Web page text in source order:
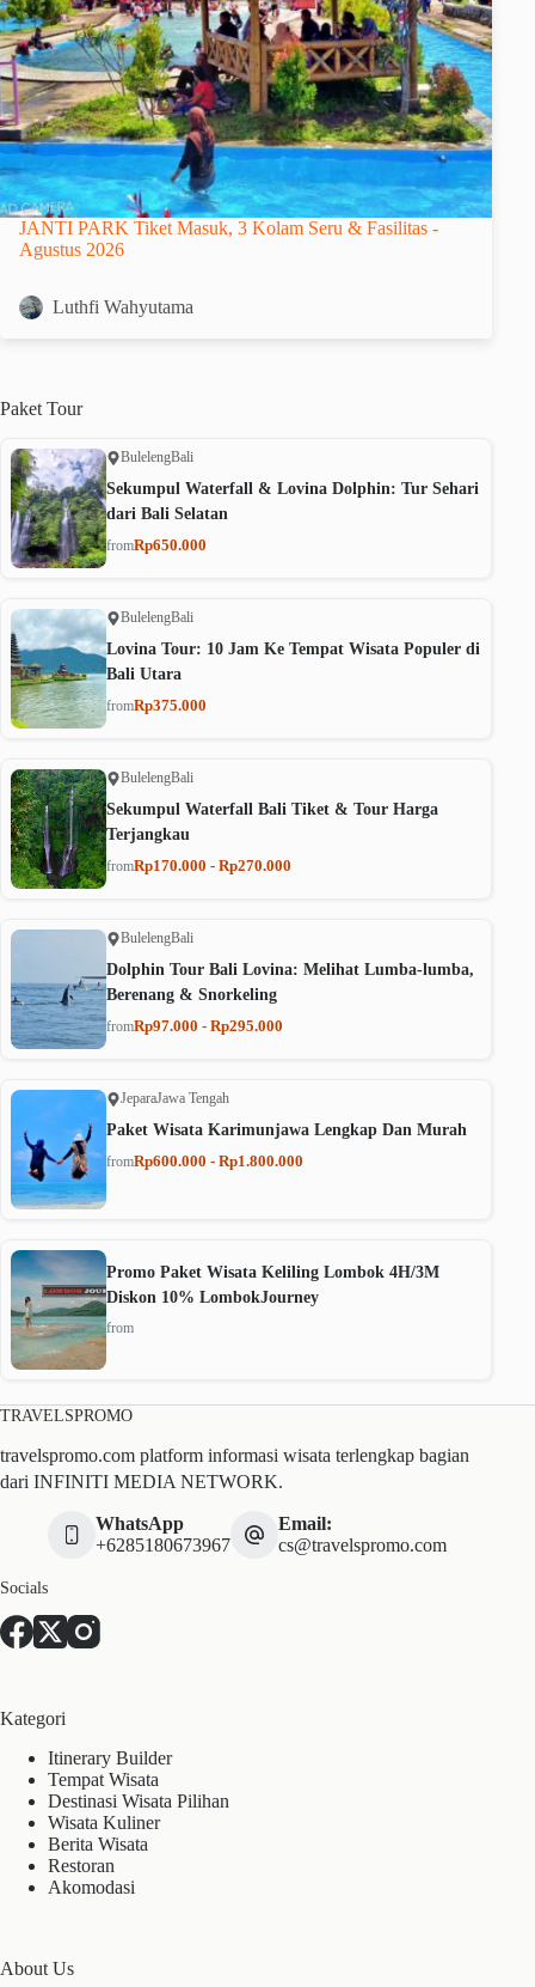
JANTI PARK Tiket Masuk, 3 Kolam Seru & Fasilitas -
Agustus 2026
Luthfi Wahyutama
Paket Tour
BulelengBali
Sekumpul Waterfall & Lovina Dolphin: Tur Sehari
dari Bali Selatan
fromRp650.000
BulelengBali
Lovina Tour: 10 Jam Ke Tempat Wisata Populer di
Bali Utara
fromRp375.000
BulelengBali
Sekumpul Waterfall Bali Tiket & Tour Harga
Terjangkau
fromRp170.000 - Rp270.000
BulelengBali
Dolphin Tour Bali Lovina: Melihat Lumba-lumba,
Berenang & Snorkeling
fromRp97.000 - Rp295.000
JeparaJawa Tengah
Paket Wisata Karimunjawa Lengkap Dan Murah
fromRp600.000 - Rp1.800.000
Promo Paket Wisata Keliling Lombok 4H/3M
Diskon 10% LombokJourney
from
TRAVELSPROMO
travelspromo.com platform informasi wisata terlengkap bagian
dari INFINITI MEDIA NETWORK.
WhatsApp
+6285180673967
Email:
cs@travelspromo.com
Socials
Kategori
Itinerary Builder
Tempat Wisata
Destinasi Wisata Pilihan
Wisata Kuliner
Berita Wisata
Restoran
Akomodasi
About Us